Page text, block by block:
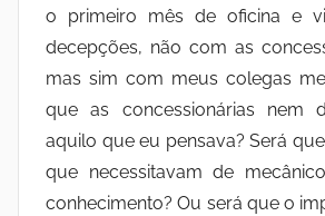
o primeiro mês de oficina e
decepções, não com as
mas sim com meus colegas
que as concessionárias nem
aquilo que eu pensava? Será
que necessitavam de
conhecimento? Ou será que o